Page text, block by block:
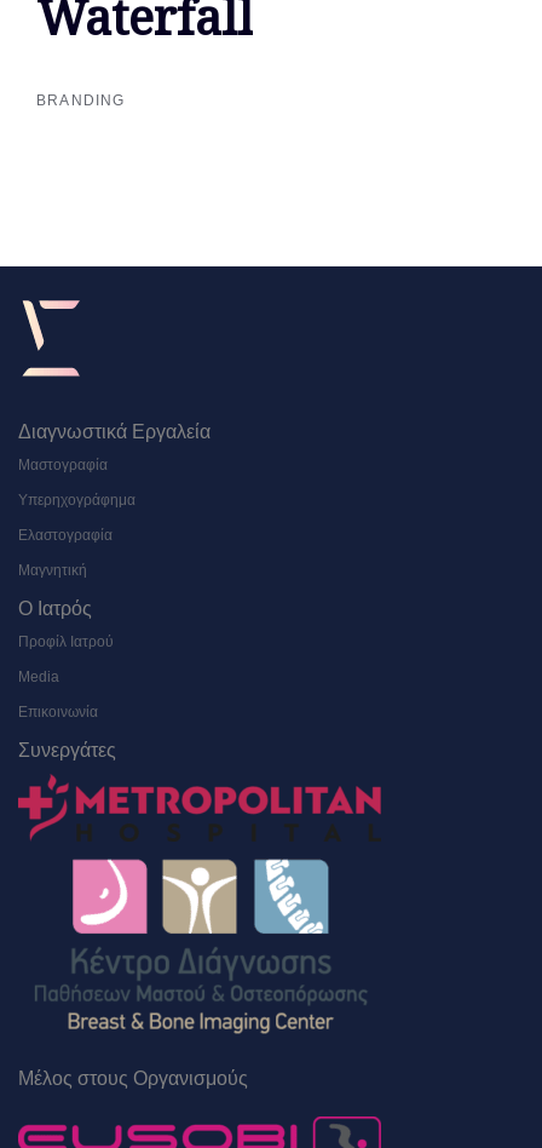
Waterfall
Waterfall
BRANDING
Διαγνωστικά Εργαλεία
Μαστογραφία
Υπερηχογράφημα
Ελαστογραφία
Μαγνητική
Ο Ιατρός
Προφίλ Ιατρού
Media
Επικοινωνία
Συνεργάτες
Μέλος στους Οργανισμούς